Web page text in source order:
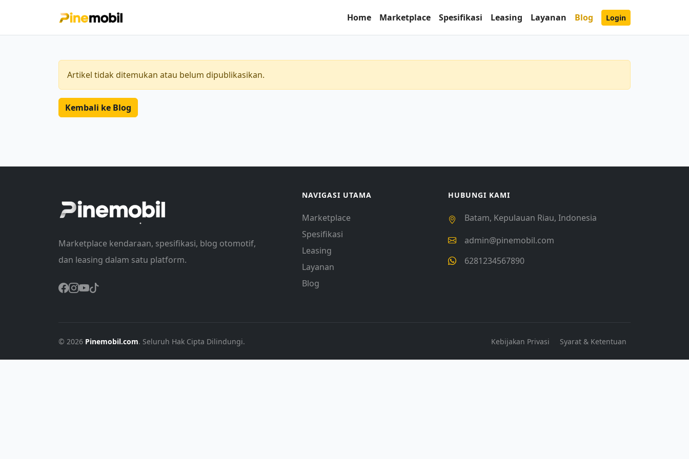
Home Marketplace Spesifikasi Leasing Layanan Blog Login
Artikel tidak ditemukan atau belum dipublikasikan.
Kembali ke Blog
Marketplace kendaraan, spesifikasi, blog otomotif,
dan leasing dalam satu platform.
NAVIGASI UTAMA
Marketplace
Spesifikasi
Leasing
Layanan
Blog
HUBUNGI KAMI
Batam, Kepulauan Riau, Indonesia
admin@pinemobil.com
6281234567890
© 2026 Pinemobil.com. Seluruh Hak Cipta Dilindungi. Kebijakan Privasi Syarat & Ketentuan